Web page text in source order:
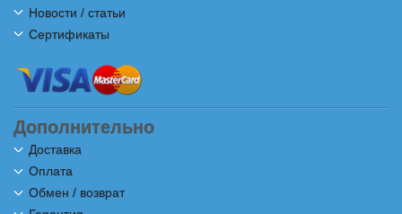
Новости / статьи
Сертификаты
Дополнительно
Доставка
Оплата
Обмен / возврат